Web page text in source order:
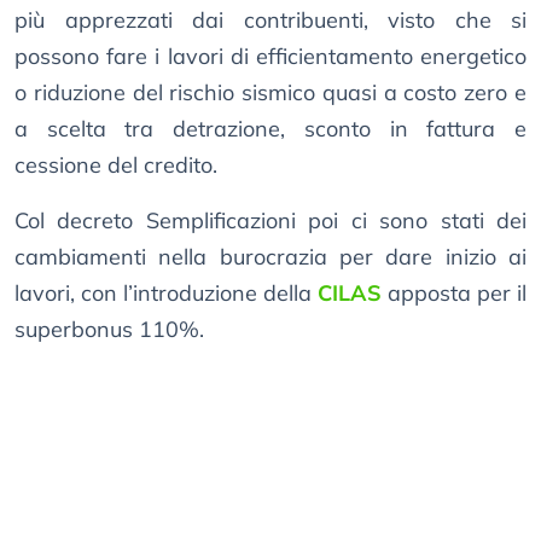
più apprezzati dai contribuenti, visto che si
possono fare i lavori di efficientamento energetico
o riduzione del rischio sismico quasi a costo zero e
a scelta tra detrazione, sconto in fattura e
cessione del credito.
Col decreto Semplificazioni poi ci sono stati dei
cambiamenti nella burocrazia per dare inizio ai
lavori, con l’introduzione della CILAS apposta per il
superbonus 110%.